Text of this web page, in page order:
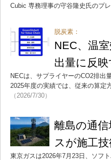
Cubic 専務理事の守谷隆史氏のプ
脱炭素：
NEC、温
出量に反
NECは、サプライヤーのCO2排出
2025年度の実績では、従来の算定
（2026/7/30）
離島の通
スが施工
東京ガスは2026年7月23日、ソフ